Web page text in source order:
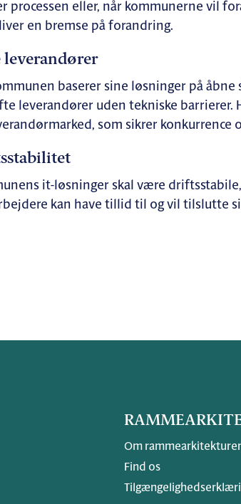
processen eller, når kommunerne vil
en bremse på forandring.
leverandører
baserer sine løsninger på
leverandører uden tekniske
som sikrer konkurrence
it-løsninger skal være
kan have tillid til og vil tilslutte
Om
Find os